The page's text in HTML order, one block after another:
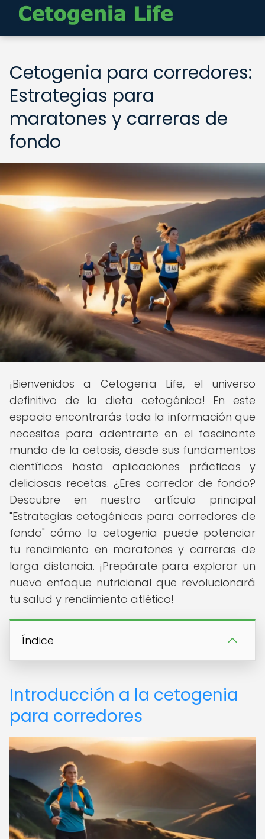
Cetogenia para corredores:
Estrategias para
maratones y carreras de
fondo
¡Bienvenidos a Cetogenia Life, el universo
definitivo de la dieta cetogénica! En este
espacio encontrarás toda la información que
necesitas para adentrarte en el fascinante
mundo de la cetosis, desde sus fundamentos
científicos hasta aplicaciones prácticas y
deliciosas recetas. ¿Eres corredor de fondo?
Descubre en nuestro artículo principal
"Estrategias cetogénicas para corredores de
fondo" cómo la cetogenia puede potenciar
tu rendimiento en maratones y carreras de
larga distancia. ¡Prepárate para explorar un
nuevo enfoque nutricional que revolucionará
tu salud y rendimiento atlético!
Índice
Introducción a la cetogenia
para corredores